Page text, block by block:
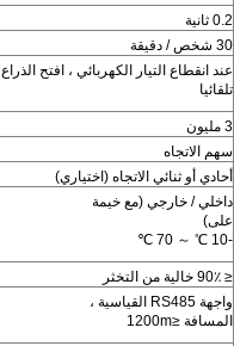
0.2 ثانية
30 شخص / دقيقة
عند انقطاع التيار الكهربائي ، افتح الذراع
تلقائيا
3 مليون
سهم الاتجاه
أحادي أو ثنائي الاتجاه (اختياري)
داخلي / خارجي (مع خيمة
على)
-10 ℃ ～ 70 ℃
≤ 90٪ خالية من التخثر
واجهة RS485 القياسية ،
المسافة ≤1200m